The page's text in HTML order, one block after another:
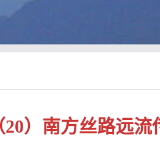
20）南方丝路远流